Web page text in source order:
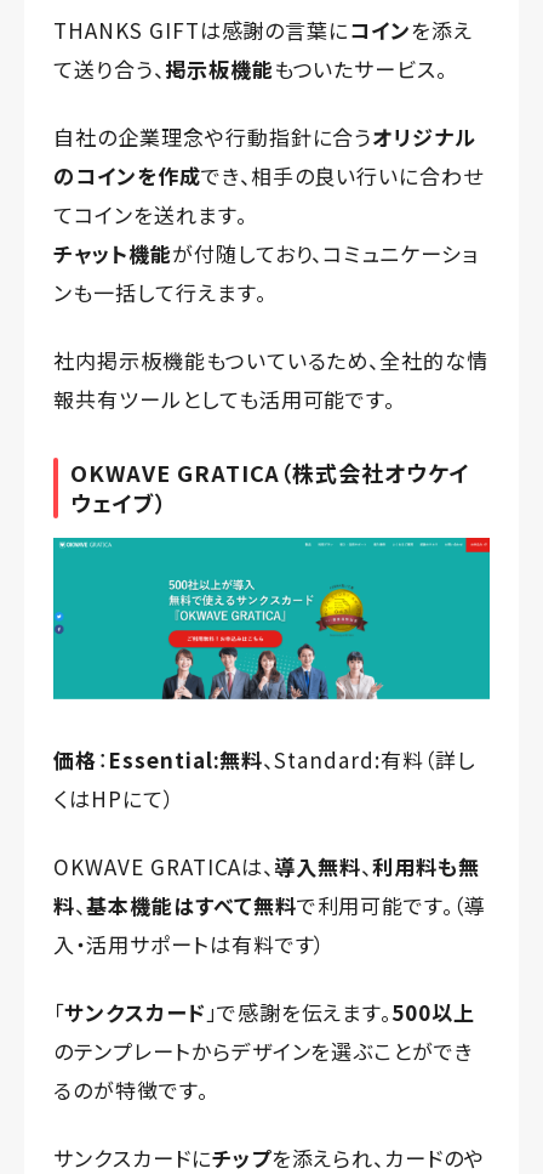
THANKS GIFTは感謝の言葉にコインを添え
て送り合う、掲示板機能もついたサービス。
自社の企業理念や行動指針に合うオリジナル
のコインを作成でき、相手の良い行いに合わせ
てコインを送れます。
チャット機能が付随しており、コミュニケーショ
ンも一括して行えます。
社内掲示板機能もついているため、全社的な情
報共有ツールとしても活用可能です。
OKWAVE GRATICA（株式会社オウケイ
ウェイブ）
価格： Essential:無料、Standard:有料（詳し
くはHPにて）
OKWAVE GRATICAは、 導入無料、利用料も無
料、基本機能はすべて無料で利用可能です。（導
入・活用サポートは有料です）
「サンクスカード 」で感謝を伝えます。500以上
のテンプレートからデザインを選ぶことができ
るのが特徴です。
サンクスカードにチップを添えられ、カードのや